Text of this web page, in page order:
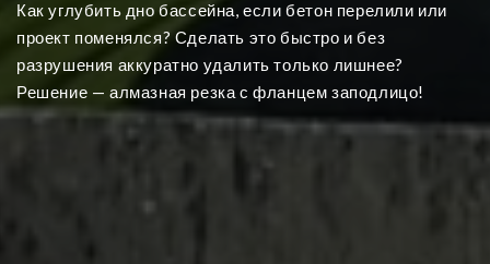
Как углубить дно бассейна, если бетон перелили или
проект поменялся? Сделать это быстро и без
разрушения аккуратно удалить только лишнее?
Решение — алмазная резка с фланцем заподлицо!